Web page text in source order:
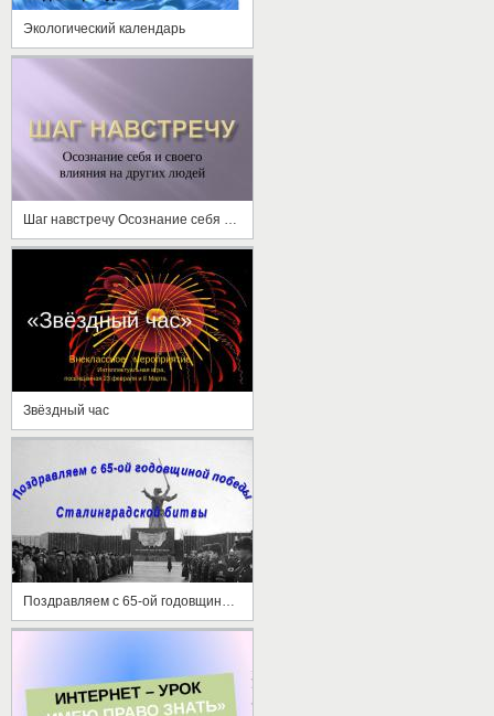
Экологический календарь
Звёздный час